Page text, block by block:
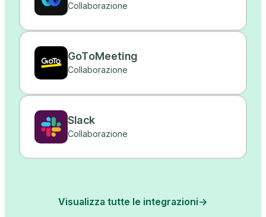
Collaborazione
GoToMeeting
Collaborazione
Slack
Collaborazione
Visualizza tutte le integrazioni